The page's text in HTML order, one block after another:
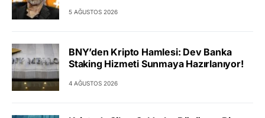
5 AĞUSTOS 2026
BNY’den Kripto Hamlesi: Dev Banka
Staking Hizmeti Sunmaya Hazırlanıyor!
4 AĞUSTOS 2026